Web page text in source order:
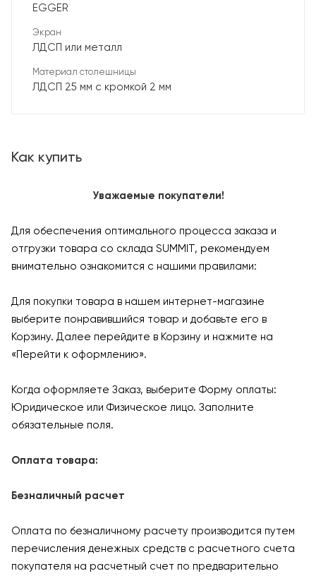
EGGER
Экран
ЛДСП или металл
Материал столешницы
ЛДСП 25 мм с кромкой 2 мм
Как купить
Уважаемые покупатели!
Для обеспечения оптимального процесса заказа и
отгрузки товара со склада SUMMIT, рекомендуем
внимательно ознакомится с нашими правилами:
Для покупки товара в нашем интернет-магазине
выберите понравившийся товар и добавьте его в
Корзину. Далее перейдите в Корзину и нажмите на
«Перейти к оформлению».
Когда оформляете Заказ, выберите Форму оплаты:
Юридическое или Физическое лицо. Заполните
обязательные поля.
Оплата товара:
Безналичный расчет
Оплата по безналичному расчету производится путем
перечисления денежных средств с расчетного счета
покупателя на расчетный счет по предварительно